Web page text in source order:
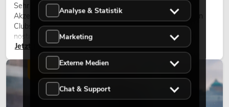
Sehr warmes Licht, sichtbare Leuchtflächen und farbige
Akzente prägen viele aktuelle Lichtdesigns auf Bühnen, in
Clubs und bei Events. Retro-Licht ist dabei kein rein
nostalgischer Effekt, sondern ein bewusst eingesetztes
Gestaltungsmittel: Es schafft Atmosphäre, gibt Szenen
Charakter und kann technische LED-Setups emotionaler
wirken lassen.
Jetzt lesen
LICHT
Analyse & Statistik
Marketing
Externe Medien
Chat & Support